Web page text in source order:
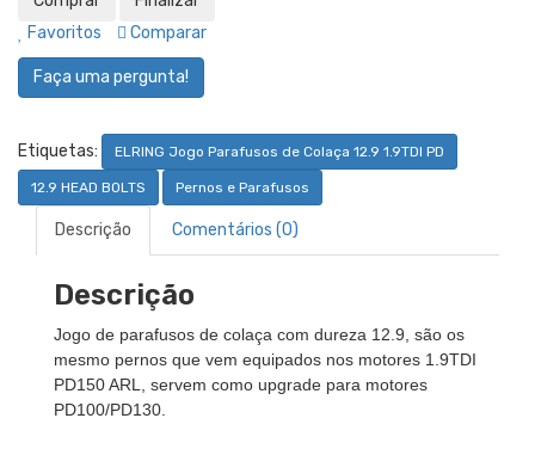
Favoritos Comparar
Faça uma pergunta!
Etiquetas: ELRING Jogo Parafusos de Colaça 12.9 1.9TDI PD
12.9 HEAD BOLTS Pernos e Parafusos
Descrição Comentários (0)
Descrição
Jogo de parafusos de colaça com dureza 12.9, são os
mesmo pernos que vem equipados nos motores 1.9TDI
PD150 ARL, servem como upgrade para motores
PD100/PD130.